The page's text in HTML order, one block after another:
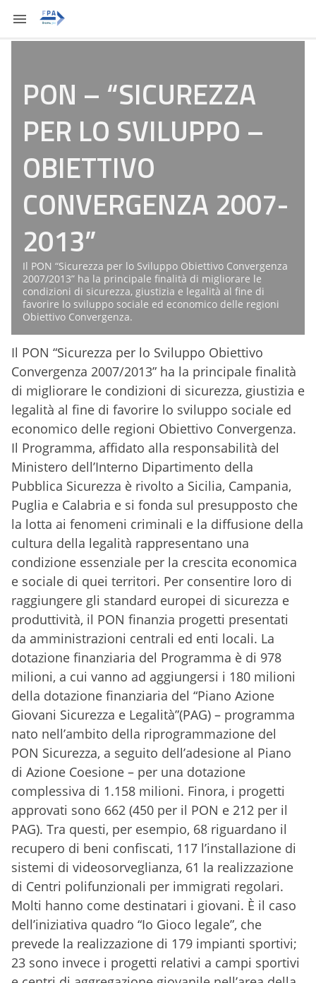
PON – “SICUREZZA
PER LO SVILUPPO –
OBIETTIVO
CONVERGENZA 2007-
2013”
Il PON “Sicurezza per lo Sviluppo Obiettivo Convergenza
2007/2013” ha la principale finalità di migliorare le
condizioni di sicurezza, giustizia e legalità al fine di
favorire lo sviluppo sociale ed economico delle regioni
Obiettivo Convergenza.
Il PON “Sicurezza per lo Sviluppo Obiettivo
Convergenza 2007/2013” ha la principale finalità
di migliorare le condizioni di sicurezza, giustizia e
legalità al fine di favorire lo sviluppo sociale ed
economico delle regioni Obiettivo Convergenza.
Il Programma, affidato alla responsabilità del
Ministero dell’Interno Dipartimento della
Pubblica Sicurezza è rivolto a Sicilia, Campania,
Puglia e Calabria e si fonda sul presupposto che
la lotta ai fenomeni criminali e la diffusione della
cultura della legalità rappresentano una
condizione essenziale per la crescita economica
e sociale di quei territori. Per consentire loro di
raggiungere gli standard europei di sicurezza e
produttività, il PON finanzia progetti presentati
da amministrazioni centrali ed enti locali. La
dotazione finanziaria del Programma è di 978
milioni, a cui vanno ad aggiungersi i 180 milioni
della dotazione finanziaria del “Piano Azione
Giovani Sicurezza e Legalità”(PAG) – programma
nato nell’ambito della riprogrammazione del
PON Sicurezza, a seguito dell’adesione al Piano
di Azione Coesione – per una dotazione
complessiva di 1.158 milioni. Finora, i progetti
approvati sono 662 (450 per il PON e 212 per il
PAG). Tra questi, per esempio, 68 riguardano il
recupero di beni confiscati, 117 l’installazione di
sistemi di videosorveglianza, 61 la realizzazione
di Centri polifunzionali per immigrati regolari.
Molti hanno come destinatari i giovani. È il caso
dell’iniziativa quadro “Io Gioco legale”, che
prevede la realizzazione di 179 impianti sportivi;
23 sono invece i progetti relativi a campi sportivi